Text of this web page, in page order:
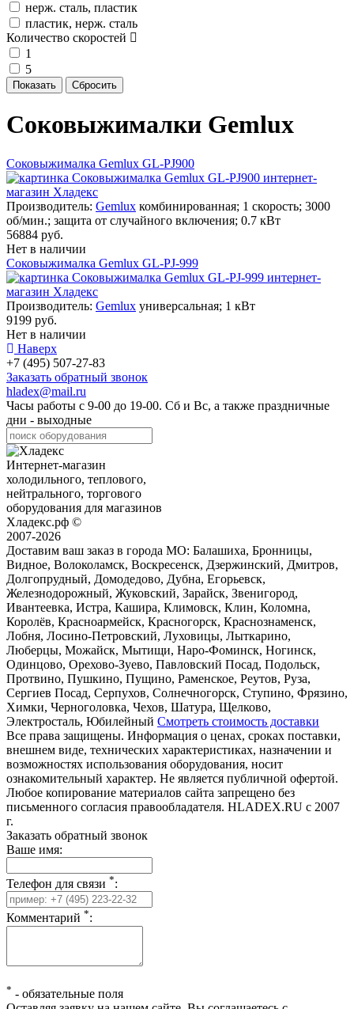
нерж. сталь, пластик
пластик, нерж. сталь
Количество скоростей
1
5
Соковыжималки Gemlux
Соковыжималка Gemlux GL-PJ900
Производитель: Gemlux комбинированная; 1 скорость; 3000
об/мин.; защита от случайного включения; 0.7 кВт
56884 руб.
Нет в наличии
Соковыжималка Gemlux GL-PJ-999
Производитель: Gemlux универсальная; 1 кВт
9199 руб.
Нет в наличии
Наверх
+7 (495) 507-27-83
Заказать обратный звонок
hladex@mail.ru
Часы работы с 9-00 до 19-00. Сб и Вс, а также праздничные
дни - выходные
Интернет-магазин
холодильного, теплового,
нейтрального, торгового
оборудования для магазинов
Хладекс.рф ©
2007-2026
Доставим ваш заказ в города МО: Балашиха, Бронницы,
Видное, Волоколамск, Воскресенск, Дзержинский, Дмитров,
Долгопрудный, Домодедово, Дубна, Егорьевск,
Железнодорожный, Жуковский, Зарайск, Звенигород,
Ивантеевка, Истра, Кашира, Климовск, Клин, Коломна,
Королёв, Красноармейск, Красногорск, Краснознаменск,
Лобня, Лосино-Петровский, Луховицы, Лыткарино,
Люберцы, Можайск, Мытищи, Наро-Фоминск, Ногинск,
Одинцово, Орехово-Зуево, Павловский Посад, Подольск,
Протвино, Пушкино, Пущино, Раменское, Реутов, Руза,
Сергиев Посад, Серпухов, Солнечногорск, Ступино, Фрязино,
Химки, Черноголовка, Чехов, Шатура, Щелково,
Электросталь, Юбилейный Смотреть стоимость доставки
Все права защищены. Информация о ценах, сроках поставки,
внешнем виде, технических характеристиках, назначении и
возможностях использования оборудования, носит
ознакомительный характер. Не является публичной офертой.
Любое копирование материалов сайта запрещено без
письменного согласия правообладателя. HLADEX.RU c 2007
г.
Заказать обратный звонок
Ваше имя:
Телефон для связи *:
Комментарий *:
* - обязательные поля